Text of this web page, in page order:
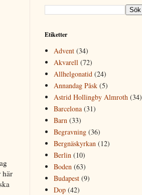
här
Etiketter
Advent (34)
Akvarell (72)
Allhelgonatid (24)
Annandag Påsk (5)
Astrid Hollingby Almroth (34)
Barcelona (31)
Barn (33)
Begravning (36)
Bergnäskyrkan (12)
Berlin (10)
Boden (63)
Budapest (9)
Dop (42)